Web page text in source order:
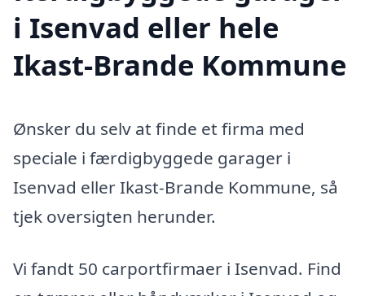
i Isenvad eller hele
Ikast-Brande Kommune
Ønsker du selv at finde et firma med
speciale i færdigbyggede garager i
Isenvad eller Ikast-Brande Kommune, så
tjek oversigten herunder.
Vi fandt 50 carportfirmaer i Isenvad. Find